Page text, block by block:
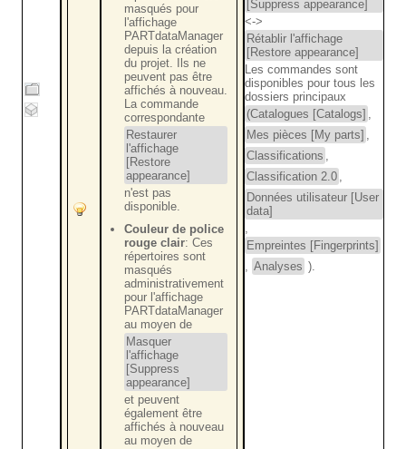
masqués pour
l'affichage
PARTdataManager
depuis la création
du projet. Ils ne
peuvent pas être
affichés à nouveau.
La commande
correspondante
Restaurer
l'affichage
[Restore
appearance]
n'est pas
disponible.
Couleur de police
rouge clair: Ces
répertoires sont
masqués
administrativement
pour l'affichage
PARTdataManager
au moyen de
Masquer
l'affichage
[Suppress
appearance]
et peuvent
également être
affichés à nouveau
au moyen de
[Suppress appearance]
<->
Rétablir l'affichage
[Restore appearance]
Les commandes sont
disponibles pour tous les
dossiers principaux
(Catalogues [Catalogs] ,
Mes pièces [My parts] ,
Classifications ,
Classification 2.0 ,
Données utilisateur [User
data]
,
Empreintes [Fingerprints]
, Analyses ).